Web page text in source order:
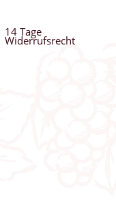
14 Tage
Widerrufsrecht